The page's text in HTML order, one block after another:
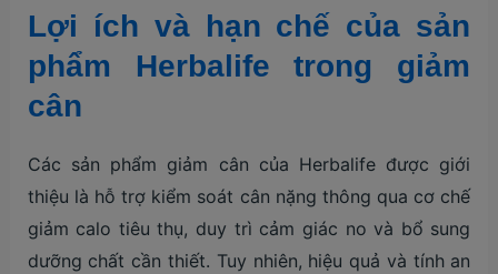
Lợi ích và hạn chế của sản
phẩm Herbalife trong giảm
cân
Các sản phẩm giảm cân của Herbalife được giới
thiệu là hỗ trợ kiểm soát cân nặng thông qua cơ chế
giảm calo tiêu thụ, duy trì cảm giác no và bổ sung
dưỡng chất cần thiết. Tuy nhiên, hiệu quả và tính an